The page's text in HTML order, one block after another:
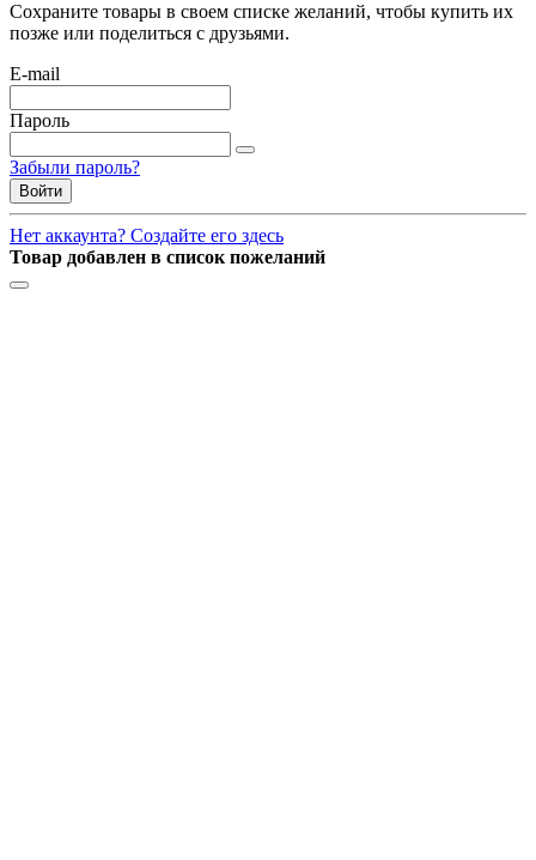
Сохраните товары в своем списке желаний, чтобы купить их
позже или поделиться с друзьями.
E-mail
Пароль
Забыли пароль?
Войти
Нет аккаунта? Создайте его здесь
Товар добавлен в список пожеланий